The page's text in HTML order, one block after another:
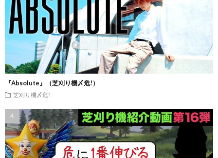
『Absolute』（芝刈り機〆危!）
芝刈り機〆危!